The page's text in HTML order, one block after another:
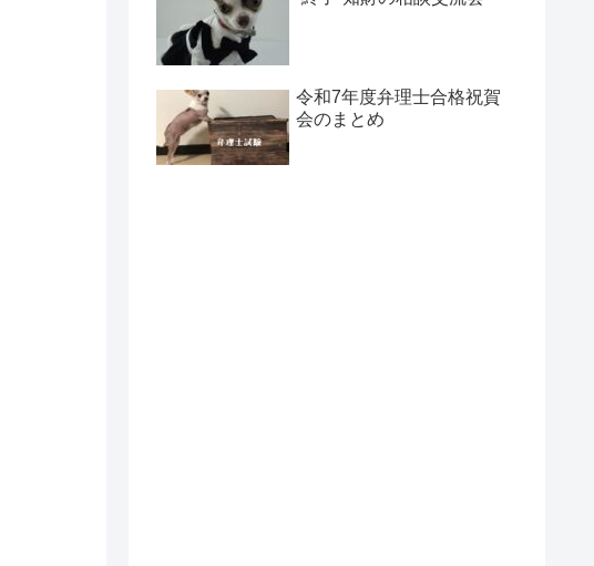
令和7年度弁理士合格祝賀
会のまとめ